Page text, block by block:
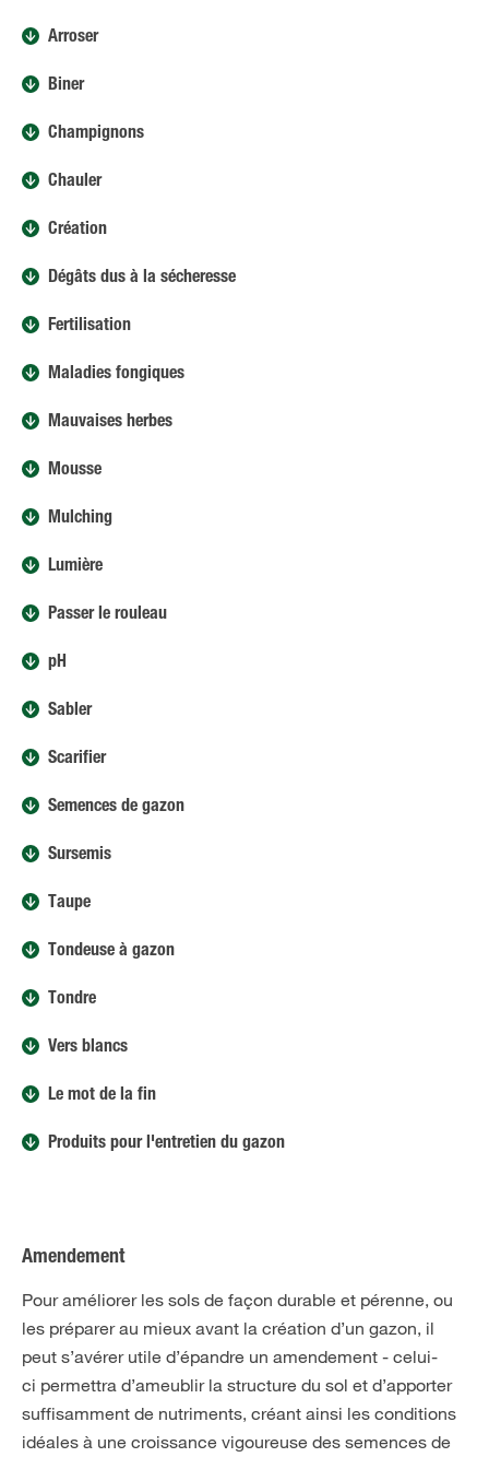
Arroser
Biner
Champignons
Chauler
Création
Dégâts dus à la sécheresse
Fertilisation
Maladies fongiques
Mauvaises herbes
Mousse
Mulching
Lumière
Passer le rouleau
pH
Sabler
Scarifier
Semences de gazon
Sursemis
Taupe
Tondeuse à gazon
Tondre
Vers blancs
Le mot de la fin
Produits pour l'entretien du gazon
Amendement
Pour améliorer les sols de façon durable et pérenne, ou
les préparer au mieux avant la création d’un gazon, il
peut s’avérer utile d’épandre un amendement - celui-
ci permettra d’ameublir la structure du sol et d’apporter
suffisamment de nutriments, créant ainsi les conditions
idéales à une croissance vigoureuse des semences de